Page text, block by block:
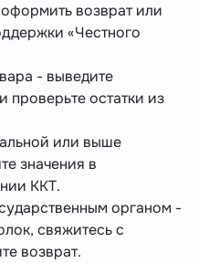
возврат или
«Честного
- выведите
проверьте остатки из
или выше
значения в
ККТ.
органом -
свяжитесь с
возврат.